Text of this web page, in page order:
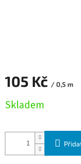
105 Kč / 0,5 m
Skladem